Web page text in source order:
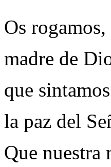
Os rogamos,
madre de
que
la paz del
Que nuestra